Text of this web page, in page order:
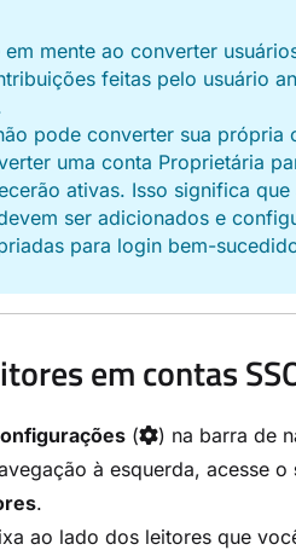
em mente ao converter
feitas pelo usuário
pode converter sua
uma conta Proprietária
ativas. Isso significa
ser adicionados e
para login bem-
em contas
(
) na barra de
à esquerda, acesse o
.
ao lado dos leitores que